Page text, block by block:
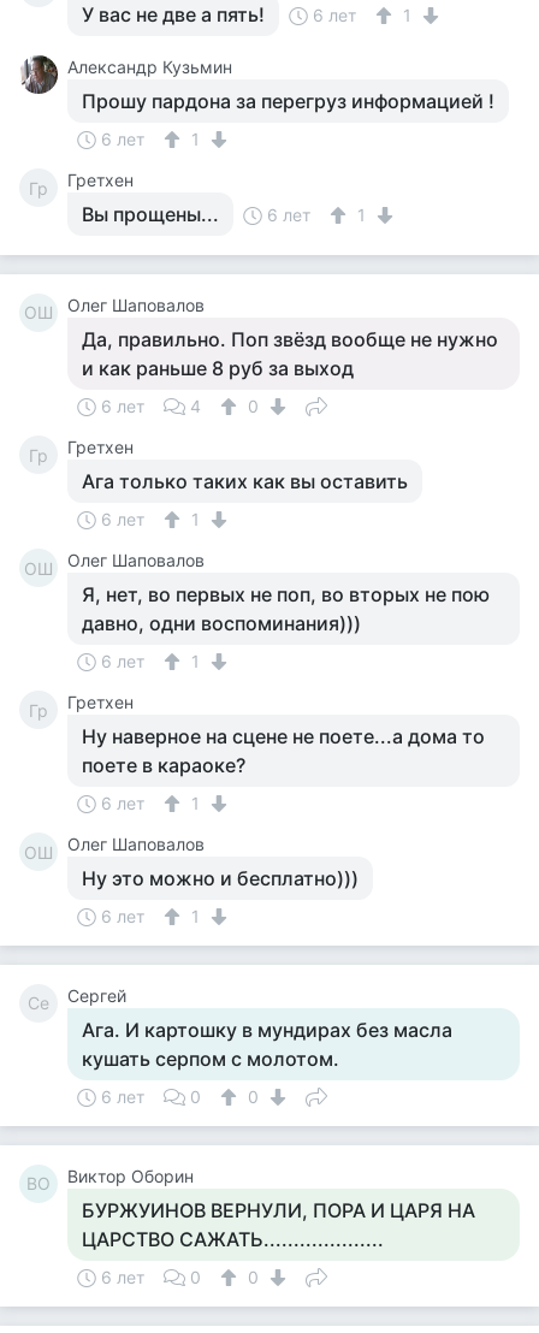
У вас не две а пять! 6 лет 1
Aлександр Кузьмин
Прошу пардона за перегруз информацией !
6 лет 1
Гр Гретхен
Вы прощены... 6 лет 1
ОШ Олег Шаповалов
Да, правильно. Поп звёзд вообще не нужно
и как раньше 8 руб за выход
6 лет 4 0
Гр Гретхен
Ага только таких как вы оставить
6 лет 1
ОШ Олег Шаповалов
Я, нет, во первых не поп, во вторых не пою
давно, одни воспоминания)))
6 лет 1
Гр Гретхен
Ну наверное на сцене не поете...а дома то
поете в караоке?
6 лет 1
ОШ Олег Шаповалов
Ну это можно и бесплатно)))
6 лет 1
Се Сергей
Ага. И картошку в мундирах без масла
кушать серпом с молотом.
6 лет 0 0
ВО Виктор Оборин
БУРЖУИНОВ ВЕРНУЛИ, ПОРА И ЦАРЯ НА
ЦАРСТВО САЖАТЬ....................
6 лет 0 0